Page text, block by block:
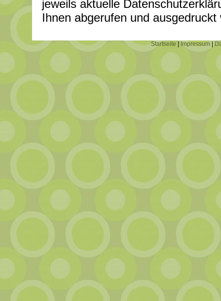
jeweils aktuelle
Ihnen abgerufen und ausgedruckt
Startseite |Impressum |